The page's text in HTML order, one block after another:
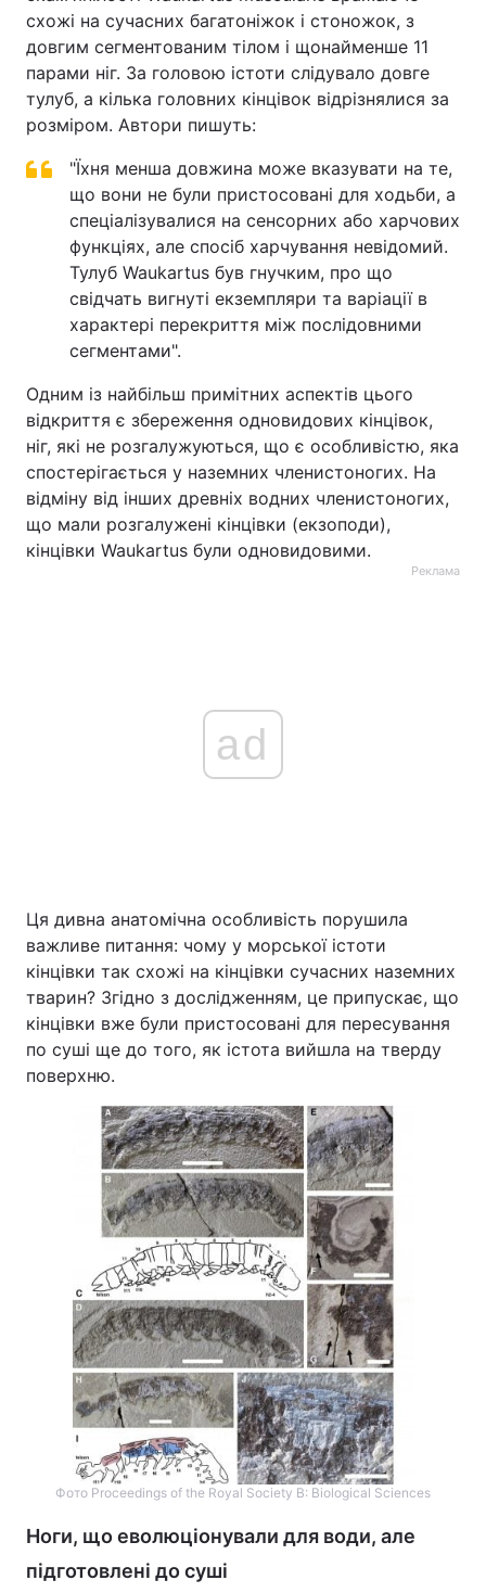
схожі на сучасних багатоніжок і стоножок, з
довгим сегментованим тілом і щонайменше 11
парами ніг. За головою істоти слідувало довге
тулуб, а кілька головних кінцівок відрізнялися за
розміром. Автори пишуть:
"Їхня менша довжина може вказувати на те,
що вони не були пристосовані для ходьби, а
спеціалізувалися на сенсорних або харчових
функціях, але спосіб харчування невідомий.
Тулуб Waukartus був гнучким, про що
свідчать вигнуті екземпляри та варіації в
характері перекриття між послідовними
сегментами".
Одним із найбільш примітних аспектів цього
відкриття є збереження одновидових кінцівок,
ніг, які не розгалужуються, що є особливістю, яка
спостерігається у наземних членистоногих. На
відміну від інших древніх водних членистоногих,
що мали розгалужені кінцівки (екзоподи),
кінцівки Waukartus були одновидовими.
Реклама
ad
Ця дивна анатомічна особливість порушила
важливе питання: чому у морської істоти
кінцівки так схожі на кінцівки сучасних наземних
тварин? Згідно з дослідженням, це припускає, що
кінцівки вже були пристосовані для пересування
по суші ще до того, як істота вийшла на тверду
поверхню.
Фото Proceedings of the Royal Society B: Biological Sciences
Ноги, що еволюціонували для води, але
підготовлені до суші